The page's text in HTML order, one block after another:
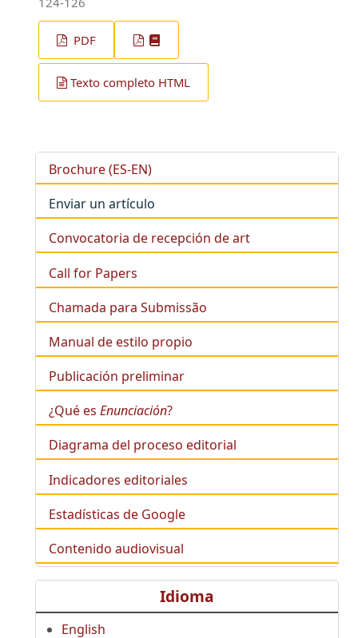
PDF
Texto completo HTML
Brochure (ES-EN)
Enviar un artículo
Convocatoria de recepción de art
Call for Papers
Chamada para Submissão
Manual de estilo propio
Publicación preliminar
¿Qué es Enunciación?
Diagrama del proceso editorial
Indicadores editoriales
Estadísticas de Google
Contenido audiovisual
Idioma
English